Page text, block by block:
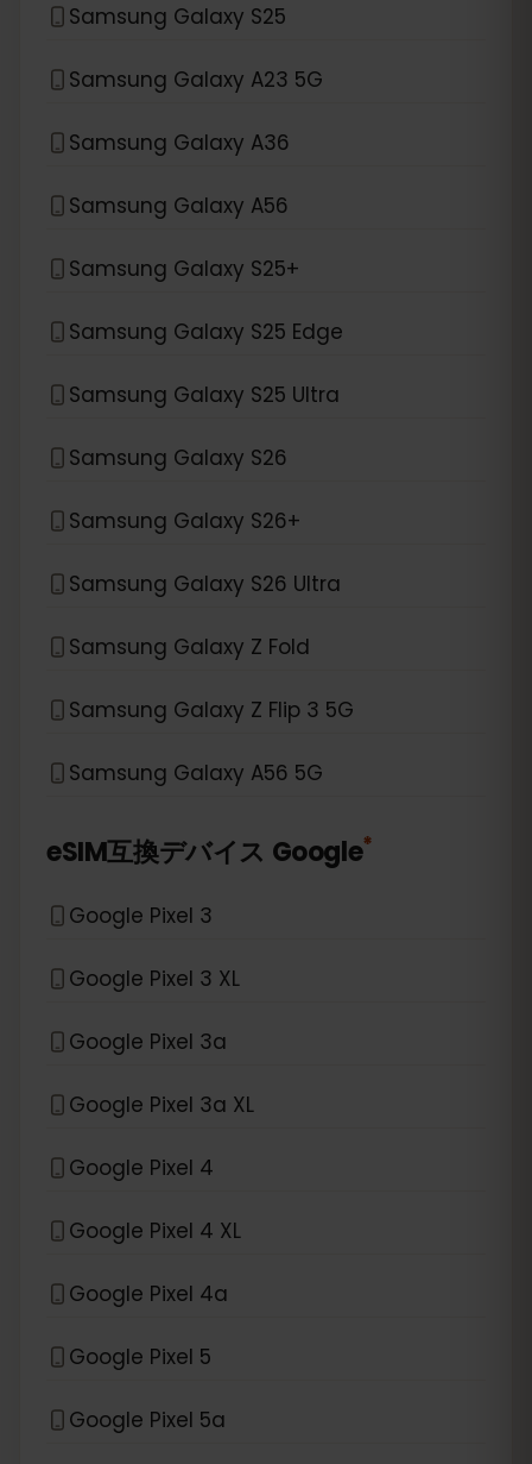
Samsung Galaxy S25
Samsung Galaxy A23 5G
Samsung Galaxy A36
Samsung Galaxy A56
Samsung Galaxy S25+
Samsung Galaxy S25 Edge
Samsung Galaxy S25 Ultra
Samsung Galaxy S26
Samsung Galaxy S26+
Samsung Galaxy S26 Ultra
Samsung Galaxy Z Fold
Samsung Galaxy Z Flip 3 5G
Samsung Galaxy A56 5G
eSIM互換デバイス Google*
Google Pixel 3
Google Pixel 3 XL
Google Pixel 3a
Google Pixel 3a XL
Google Pixel 4
Google Pixel 4 XL
Google Pixel 4a
Google Pixel 5
Google Pixel 5a